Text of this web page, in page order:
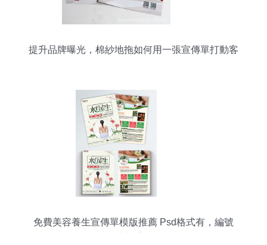
提升品牌曝光，棉紗地拖如何用一張宣傳單打動客
免費美容養生宣傳單模版推薦 Psd格式有，編號